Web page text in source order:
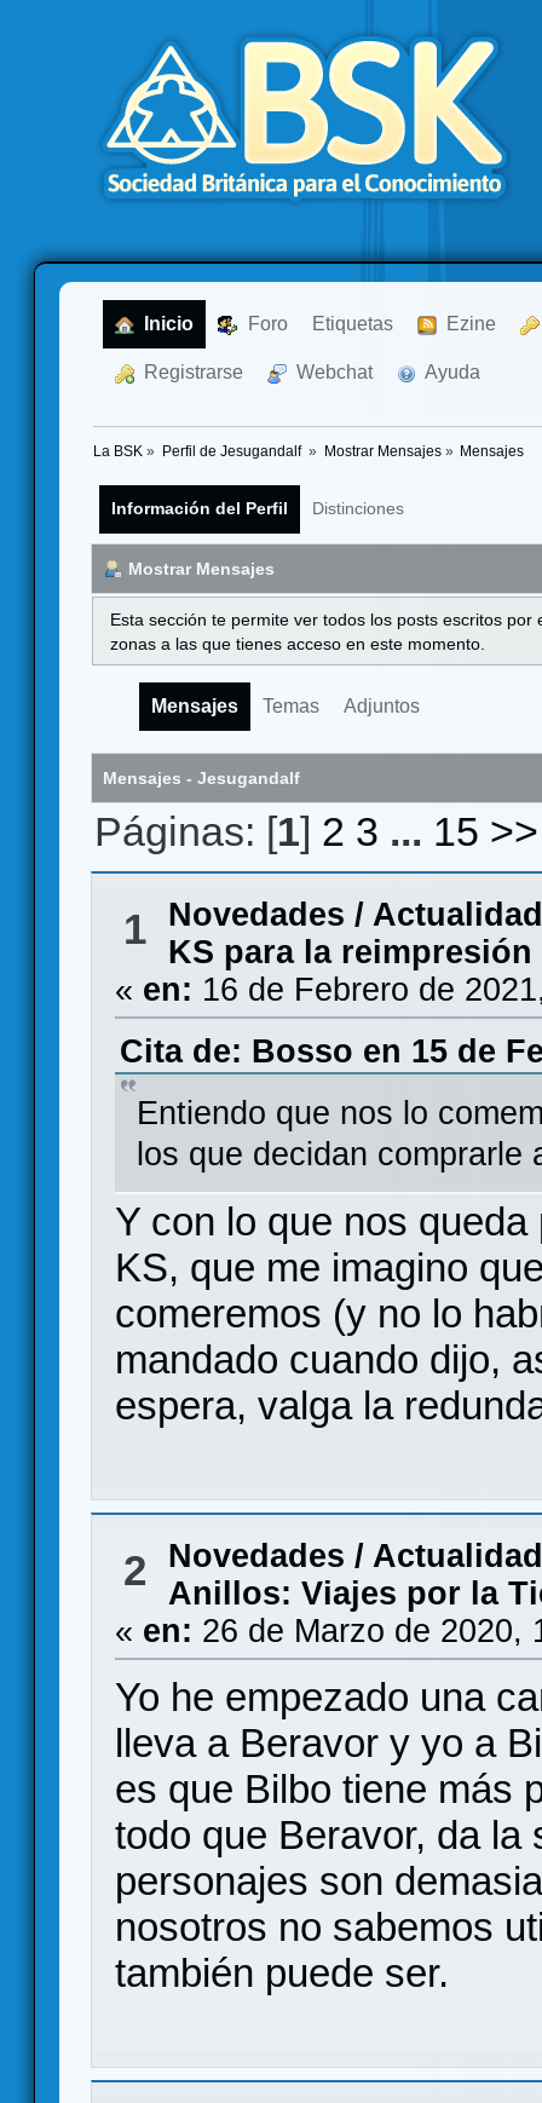
Inicio Foro Etiquetas Ezine
Registrarse Webchat Ayuda
La BSK » Perfil de Jesugandalf » Mostrar Mensajes» Mensajes
Información del Perfil Distinciones
Mostrar Mensajes
Esta sección te permite ver todos los posts escritos
zonas a las que tienes acceso en este momento.
Mensajes Temas Adjuntos
Mensajes - Jesugandalf
Páginas: [1] 2 3 ... 15 >>
1
Novedades / Actualidad
KS para la
« en: 16 de Febrero de
Cita de: Bosso en 15 de
Entiendo que nos lo
los que decidan comprarle
Y con lo que nos
KS, que me imagino
comeremos (y no lo
mandado cuando dijo,
espera, valga la
2
Novedades / Actualidad
Anillos: Viajes por la
« en: 26 de Marzo de 2020,
Yo he empezado una
lleva a Beravor y yo a
es que Bilbo tiene más
todo que Beravor, da la
personajes son
nosotros no sabemos
también puede ser.